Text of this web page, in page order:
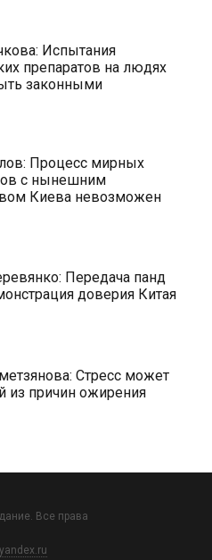
Испытания
препаратов на людях
законными
Процесс мирных
с нынешним
Киева невозможен
Передача панд
доверия Китая
Стресс может
из причин ожирения
Все права